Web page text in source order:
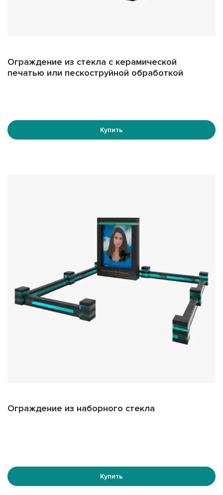
Ограждение из стекла с керамической
печатью или пескоструйной обработкой
Купить
Ограждение из наборного стекла
Купить